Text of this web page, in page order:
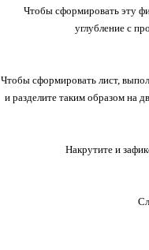
Чтобы сформировать эту
углубление с
Чтобы сформировать лист,
и разделите таким образом на
Накрутите и